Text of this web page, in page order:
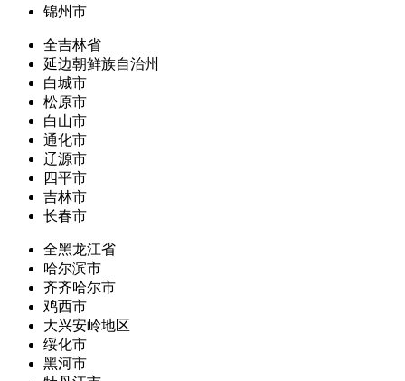
锦州市
全吉林省
延边朝鲜族自治州
白城市
松原市
白山市
通化市
辽源市
四平市
吉林市
长春市
全黑龙江省
哈尔滨市
齐齐哈尔市
鸡西市
大兴安岭地区
绥化市
黑河市